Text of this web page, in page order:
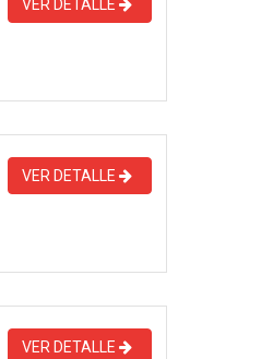
VER DETALLE
VER DETALLE
VER DETALLE